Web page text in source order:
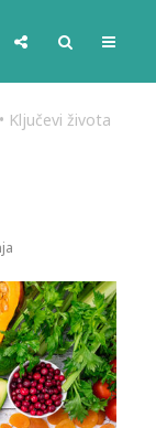
• Ključevi života